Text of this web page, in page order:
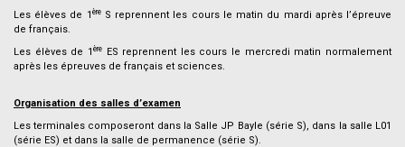
Les élèves de 1 èreS reprennent les cours le matin du mardi après l’épreuve
de français.
Les élèves de 1 èreES reprennent les cours le mercredi matin normalement
après les épreuves de français et sciences.
Organisation des salles d’examen
Les terminales composeront dans la Salle JP Bayle (série S), dans la salle L01
(série ES) et dans la salle de permanence (série S).